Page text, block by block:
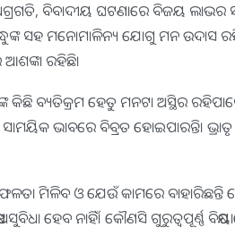
ବିବାଦୀୟ ଘଟଣାରେ ବିଜୟ ଲାଭର
ସହ ମନୋମାଳିନ୍ୟ ଯୋଗୁ ମନ
ରହିଛି।
ବ୍ୟତିକ୍ରମ ହେତୁ ମନଟା ଅସ୍ଥିର ରହିପାରେ।
ଭାବରେ ବିବ୍ରତ ହୋଇପାରନ୍ତି।
ମିଳିବ ଓ ଯେଉଁ କାମରେ ବାହାରିଛନ୍ତି
ହେବ ନାହିଁ। କୌଣସି ଗୁରୁତ୍ୱପୂର୍ଣ୍ଣ